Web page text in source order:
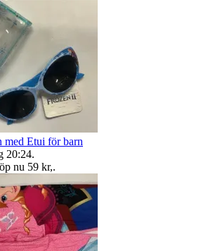
med Etui för barn
20:24.
nu 59 kr,.